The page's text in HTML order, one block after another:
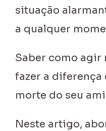
situação
a qualquer
Saber como
fazer a diferença
morte do seu
Neste artigo,